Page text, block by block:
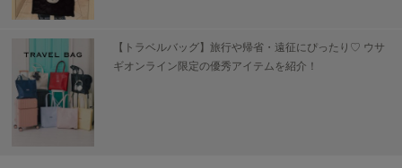
USAGI Vintage
ウサギヴィンテージ
【トラベルバッグ】旅行や帰省・遠征にぴったり♡ ウサ
ギオンライン限定の優秀アイテムを紹介！